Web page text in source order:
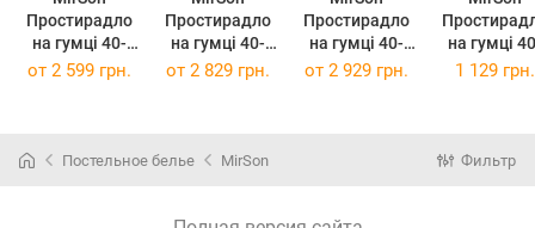
Простирадло
на гумці 40-
0022
Простирадло
на гумці 40-
0022
Простирадло
на гумці 40-
0022
на гумці 40-
0022
от 2 599 грн. от 2 829 грн. от 2 929 грн. 1 129 грн.
Постельное белье MirSon Фильтр